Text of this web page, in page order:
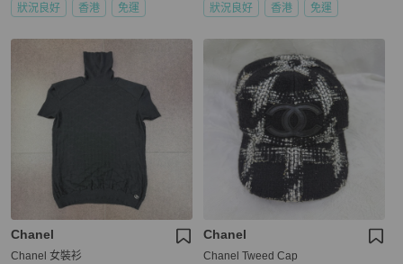
狀況良好 香港 免運 狀況良好 香港 免運
Chanel
Chanel 女裝衫
Chanel
Chanel Tweed Cap